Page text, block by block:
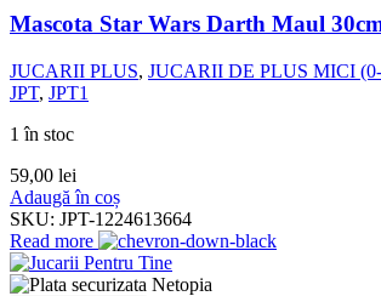
Mascota Star Wars Darth Maul
JUCARII PLUS, JUCARII DE PLUS MICI
JPT, JPT1
1 în stoc
59,00 lei
Adaugă în coș
SKU: JPT-1224613664
Read more